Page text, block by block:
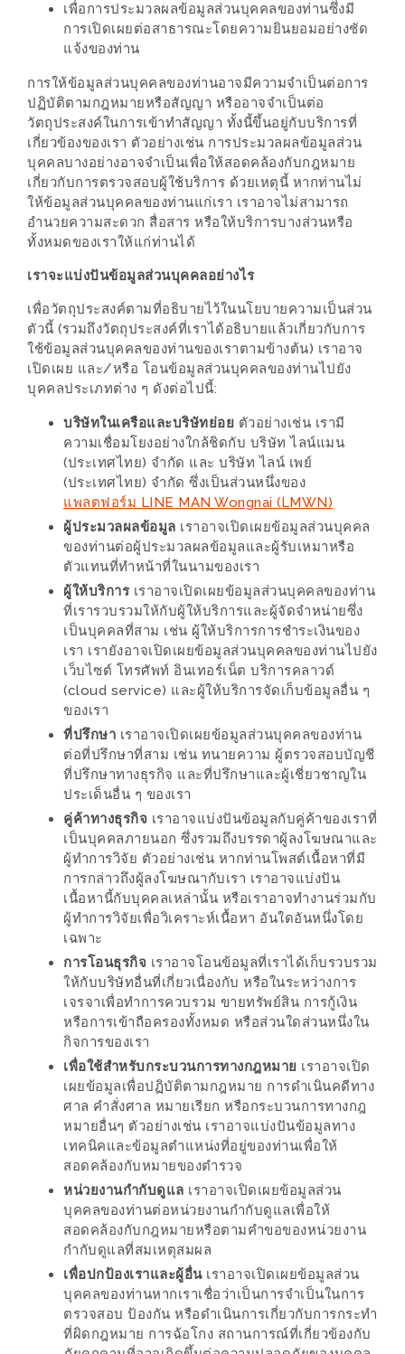
สมาชิก
ENEWS
น้า
อ้วน
ชวน
หิว
ข้าว
อะไร
เอ่ย
อร่อย
งาน
แฟร์
เรื่อง
บ้าน
ที่
ทุก
ต้อง
มา
พบ
สินค้า
เรื่อง
บ้าน
คุ้ม
ครบ
ที่
เดียว
HOMEPRO
FAIR
2017
เชียงใหม่
จัด
เต็ม
กับ
แผนที่
ร้าน
หมู
กระทะ
ทั่ว
เชียงใหม่
งบ
ไม่
บาน
ปลาย
อิ่ม
ชิ
ลล์
ไม่
เกิน
เพื่อการประมวลผลข้อมูลส่วนบุคคลของท่านซึ่งมี
การเปิดเผยต่อสาธารณะโดยความยินยอมอย่างชัด
แจ้งของท่าน
การให้ข้อมูลส่วนบุคคลของท่านอาจมีความจำเป็นต่อการ
ปฏิบัติตามกฎหมายหรือสัญญา หรืออาจจำเป็นต่อ
วัตถุประสงค์ในการเข้าทำสัญญา ทั้งนี้ขึ้นอยู่กับบริการที่
เกี่ยวข้องของเรา ตัวอย่างเช่น การประมวลผลข้อมูลส่วน
บุคคลบางอย่างอาจจำเป็นเพื่อให้สอดคล้องกับกฎหมาย
เกี่ยวกับการตรวจสอบผู้ใช้บริการ ด้วยเหตุนี้ หากท่านไม่
ให้ข้อมูลส่วนบุคคลของท่านแก่เรา เราอาจไม่สามารถ
อำนวยความสะดวก สื่อสาร หรือให้บริการบางส่วนหรือ
ทั้งหมดของเราให้แก่ท่านได้
เราจะแบ่งปันข้อมูลส่วนบุคคลอย่างไร
เพื่อวัตถุประสงค์ตามที่อธิบายไว้ในนโยบายความเป็นส่วน
ตัวนี้ (รวมถึงวัตถุประสงค์ที่เราได้อธิบายแล้วเกี่ยวกับการ
ใช้ข้อมูลส่วนบุคคลของท่านของเราตามข้างต้น) เราอาจ
เปิดเผย และ/หรือ โอนข้อมูลส่วนบุคคลของท่านไปยัง
บุคคลประเภทต่าง ๆ ดังต่อไปนี้:
บริษัทในเครือและบริษัทย่อย ตัวอย่างเช่น เรามี
ความเชื่อมโยงอย่างใกล้ชิดกับ บริษัท ไลน์แมน
(ประเทศไทย) จำกัด และ บริษัท ไลน์ เพย์
(ประเทศไทย) จำกัด ซึ่งเป็นส่วนหนึ่งของ
แพลตฟอร์ม LINE MAN Wongnai (LMWN)
ผู้ประมวลผลข้อมูล เราอาจเปิดเผยข้อมูลส่วนบุคคล
ของท่านต่อผู้ประมวลผลข้อมูลและผู้รับเหมาหรือ
ตัวแทนที่ทำหน้าที่ในนามของเรา
ผู้ให้บริการเราอาจเปิดเผยข้อมูลส่วนบุคคลของท่าน
ที่เรารวบรวมให้กับผู้ให้บริการและผู้จัดจำหน่ายซึ่ง
เป็นบุคคลที่สาม เช่น ผู้ให้บริการการชำระเงินของ
เรา เรายังอาจเปิดเผยข้อมูลส่วนบุคคลของท่านไปยัง
เว็บไซต์ โทรศัพท์ อินเทอร์เน็ต บริการคลาวด์
(cloud service) และผู้ให้บริการจัดเก็บข้อมูลอื่น ๆ
ของเรา
ที่ปรึกษา เราอาจเปิดเผยข้อมูลส่วนบุคคลของท่าน
ต่อที่ปรึกษาที่สาม เช่น ทนายความ ผู้ตรวจสอบบัญชี
ที่ปรึกษาทางธุรกิจ และที่ปรึกษาและผู้เชี่ยวชาญใน
ประเด็นอื่น ๆ ของเรา
คู่ค้าทางธุรกิจ เราอาจแบ่งปันข้อมูลกับคู่ค้าของเราที่
เป็นบุคคลภายนอก ซึ่งรวมถึงบรรดาผู้ลงโฆษณาและ
ผู้ทำการวิจัย ตัวอย่างเช่น หากท่านโพสต์เนื้อหาที่มี
การกล่าวถึงผู้ลงโฆษณากับเรา เราอาจแบ่งปัน
เนื้อหานี้กับบุคคลเหล่านั้น หรือเราอาจทำงานร่วมกับ
ผู้ทำการวิจัยเพื่อวิเคราะห์เนื้อหา อันใดอันหนึ่งโดย
เฉพาะ
การโอนธุรกิจ เราอาจโอนข้อมูลที่เราได้เก็บรวบรวม
ให้กับบริษัทอื่นที่เกี่ยวเนื่องกับ หรือในระหว่างการ
เจรจาเพื่อทำการควบรวม ขายทรัพย์สิน การกู้เงิน
หรือการเข้าถือครองทั้งหมด หรือส่วนใดส่วนหนึ่งใน
กิจการของเรา
เพื่อใช้สำหรับกระบวนการทางกฎหมาย เราอาจเปิด
เผยข้อมูลเพื่อปฏิบัติตามกฎหมาย การดำเนินคดีทาง
ศาล คำสั่งศาล หมายเรียก หรือกระบวนการทางกฎ
หมายอื่นๆ ตัวอย่างเช่น เราอาจแบ่งปันข้อมูลทาง
เทคนิคและข้อมูลตำแหน่งที่อยู่ของท่านเพื่อให้
สอดคล้องกับหมายของตำรวจ
หน่วยงานกำกับดูแล เราอาจเปิดเผยข้อมูลส่วน
บุคคลของท่านต่อหน่วยงานกำกับดูแลเพื่อให้
สอดคล้องกับกฎหมายหรือตามคำขอของหน่วยงาน
กำกับดูแลที่สมเหตุสมผล
เพื่อปกป้องเราและผู้อื่นเราอาจเปิดเผยข้อมูลส่วน
บุคคลของท่านหากเราเชื่อว่าเป็นการจำเป็นในการ
ตรวจสอบ ป้องกัน หรือดำเนินการเกี่ยวกับการกระทำ
ที่ผิดกฎหมาย การฉ้อโกง สถานการณ์ที่เกี่ยวข้องกับ